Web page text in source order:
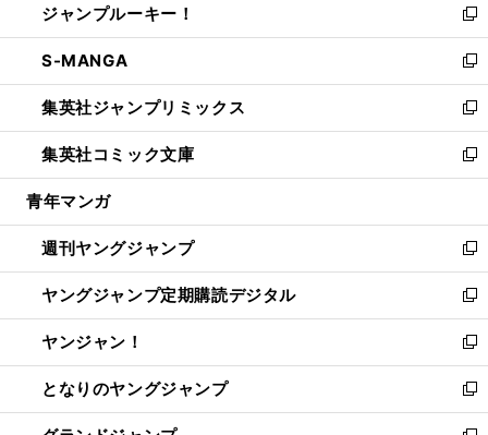
く
で
開
く
ド
ウ
で
開
く
ィ
ン
ド
ウ
で
開
く
い
ウ
ィ
ン
ド
ウ
で
開
ジャンプルーキー！
新
し
い
ウ
ィ
ン
ド
ウ
開
く
S-MANGA
新
し
い
ウ
ィ
ン
ウ
で
開
く
集英社ジャンプリミックス
新
し
い
ウ
ン
ド
ウ
で
開
く
集英社コミック文庫
新
し
ウ
ィ
ン
ド
ウ
で
開
く
青年マンガ
週刊ヤングジャンプ
新
し
い
ウ
ィ
ン
ド
ウ
ヤングジャンプ定期購読デジタル
新
し
い
ウ
ィ
ン
ヤンジャン！
新
し
い
ウ
となりのヤングジャンプ
新
し